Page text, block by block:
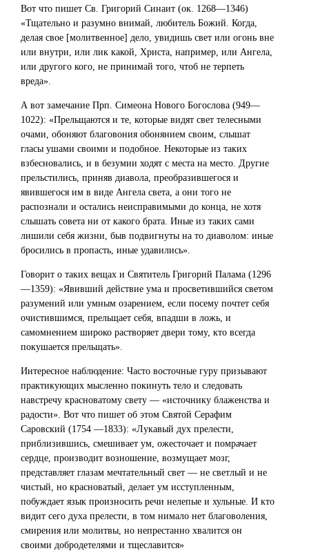
Вот что пишет Св. Григорий Синаит (ок. 1268—1346)
«Тщательно и разумно внимай, любитель Божий. Когда,
делая свое [молитвенное] дело, увидишь свет или огонь вне
или внутри, или лик какой, Христа, например, или Ангела,
или другого кого, не принимай того, чтоб не терпеть
вреда».
А вот замечание Прп. Симеона Нового Богослова (949—
1022): «Прельщаются и те, которые видят свет телесными
очами, обоняют благовония обонянием своим, слышат
гласы ушами своими и подобное. Некоторые из таких
взбесновались, и в безумии ходят с места на место. Другие
прельстились, приняв диавола, преобразившегося и
явившегося им в виде Ангела света, а они того не
распознали и остались неисправимыми до конца, не хотя
слышать совета ни от какого брата. Иные из таких сами
лишили себя жизни, быв подвигнуты на то диаволом: иные
бросились в пропасть, иные удавились».
Говорит о таких вещах и Святитель Григорий Палама (1296
—1359): «Явивший действие ума и просветившийся светом
разумений или умным озарением, если посему почтет себя
очистившимся, прельщает себя, впадши в ложь, и
самомнением широко растворяет двери тому, кто всегда
покушается прельщать».
Интересное наблюдение: Часто восточные гуру призывают
практикующих мысленно покинуть тело и следовать
навстречу красноватому свету — «источнику блаженства и
радости». Вот что пишет об этом Святой Серафим
Саровский (1754 —1833): «Лукавый дух прелести,
приблизившись, смешивает ум, ожесточает и помрачает
сердце, производит возношение, возмущает мозг,
представляет глазам мечтательный свет — не светлый и не
чистый, но красноватый, делает ум исступленным,
побуждает язык произносить речи нелепые и хульные. И кто
видит сего духа прелести, в том нимало нет благоволения,
смирения или молитвы, но непрестанно хвалится он
своими добродетелями и тщеславится»